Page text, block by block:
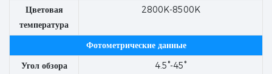
Цветовая
температура
2800K-8500K
Фотометрические данные
Угол обзора
4.5°-45°